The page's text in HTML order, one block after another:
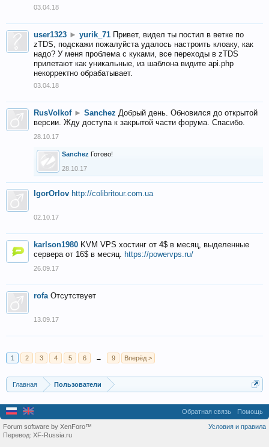
03.04.18
user1323 ► yurik_71 Привет, видел ты постил в ветке по
zTDS, подскажи пожалуйста удалось настроить клоаку, как
надо? У меня проблема с куками, все переходы в zTDS
прилетают как уникальные, из шаблона видите api.php
некорректно обрабатывает.
03.04.18
RusVolkof ► Sanchez Добрый день. Обновился до открытой
версии. Жду доступа к закрытой части форума. Спасибо.
28.10.17
Sanchez Готово!
28.10.17
IgorOrlov http://colibritour.com.ua
02.10.17
karlson1980 KVM VPS хостинг от 4$ в месяц, выделенные
сервера от 16$ в месяц. https://powervps.ru/
26.09.17
rofa Отсутствует
13.09.17
1 2 3 4 5 6 → 9 Вперёд >
Главная Пользователи
Обратная связь Помощь
Условия и правила
Forum software by XenForo™
Перевод: XF-Russia.ru